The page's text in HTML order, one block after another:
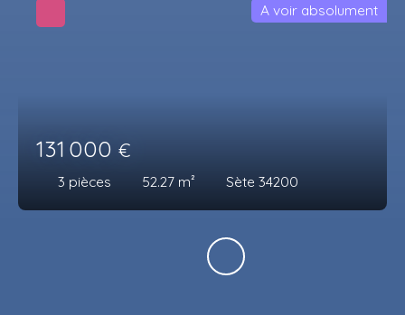
131 000 €
3 pièces 52.27 m² Sète 34200
A voir absolument